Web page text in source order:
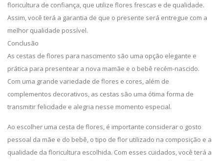
floricultura de confiança, que utilize flores frescas e de qualidade.
Assim, você terá a garantia de que o presente será entregue com a
melhor qualidade possível.
Conclusão
As cestas de flores para nascimento são uma opção elegante e
prática para presentear a nova mamãe e o bebê recém-nascido.
Com uma grande variedade de flores e cores, além de
complementos decorativos, as cestas são uma ótima forma de
transmitir felicidade e alegria nesse momento especial.
Ao escolher uma cesta de flores, é importante considerar o gosto
pessoal da mãe e do bebê, o tipo de flor utilizado na composição e a
qualidade da floricultura escolhida. Com esses cuidados, você terá a